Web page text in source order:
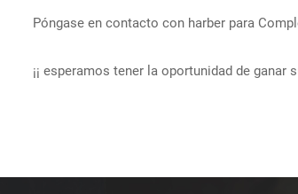
Póngase en contacto con harber para
¡¡ esperamos tener la oportunidad de